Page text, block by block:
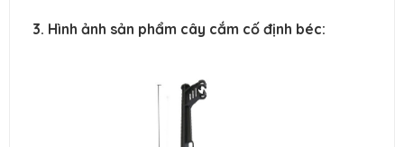
3. Hình ảnh sản phẩm cây cắm cố định béc: